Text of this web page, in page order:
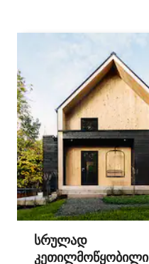
სრულად
კეთილმოწყობილი